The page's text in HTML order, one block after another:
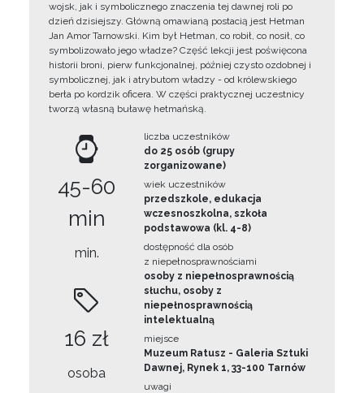
wojsk, jak i symbolicznego znaczenia tej dawnej roli po
dzień dzisiejszy. Główną omawianą postacią jest Hetman
Jan Amor Tarnowski. Kim był Hetman, co robił, co nosił, co
symbolizowało jego władze? Część lekcji jest poświęcona
historii broni, pierw funkcjonalnej, później czysto ozdobnej i
symbolicznej, jak i atrybutom władzy - od królewskiego
berła po kordzik oficera. W części praktycznej uczestnicy
tworzą własną buławę hetmańską.
45-60
min
min.
16 zł
osoba
liczba uczestników
do 25 osób (grupy
zorganizowane)
wiek uczestników
przedszkole, edukacja
wczesnoszkolna, szkoła
podstawowa (kl. 4-8)
dostępność dla osób
z niepełnosprawnościami
osoby z niepełnosprawnością
słuchu, osoby z
niepełnosprawnością
intelektualną
miejsce
Muzeum Ratusz - Galeria Sztuki
Dawnej, Rynek 1, 33-100 Tarnów
uwagi